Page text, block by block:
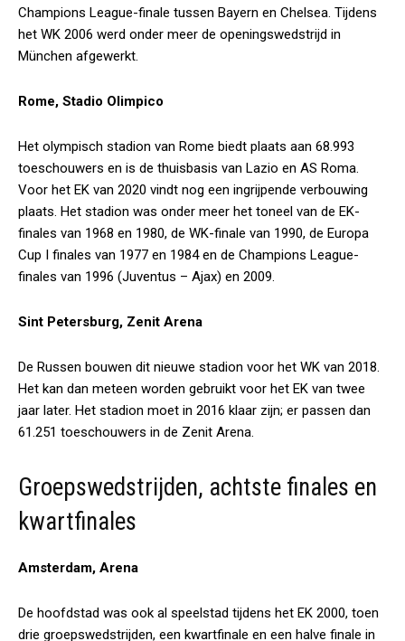
Champions League-finale tussen Bayern en Chelsea. Tijdens
het WK 2006 werd onder meer de openingswedstrijd in
München afgewerkt.
Rome, Stadio Olimpico
Het olympisch stadion van Rome biedt plaats aan 68.993
toeschouwers en is de thuisbasis van Lazio en AS Roma.
Voor het EK van 2020 vindt nog een ingrijpende verbouwing
plaats. Het stadion was onder meer het toneel van de EK-
finales van 1968 en 1980, de WK-finale van 1990, de Europa
Cup I finales van 1977 en 1984 en de Champions League-
finales van 1996 (Juventus – Ajax) en 2009.
Sint Petersburg, Zenit Arena
De Russen bouwen dit nieuwe stadion voor het WK van 2018.
Het kan dan meteen worden gebruikt voor het EK van twee
jaar later. Het stadion moet in 2016 klaar zijn; er passen dan
61.251 toeschouwers in de Zenit Arena.
Groepswedstrijden, achtste finales en
kwartfinales
Amsterdam, Arena
De hoofdstad was ook al speelstad tijdens het EK 2000, toen
drie groepswedstrijden, een kwartfinale en een halve finale in